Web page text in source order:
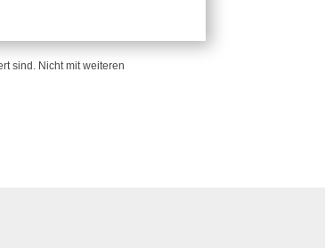
sind. Nicht mit weiteren